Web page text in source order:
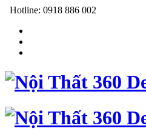
Hotline: 0918 886 002